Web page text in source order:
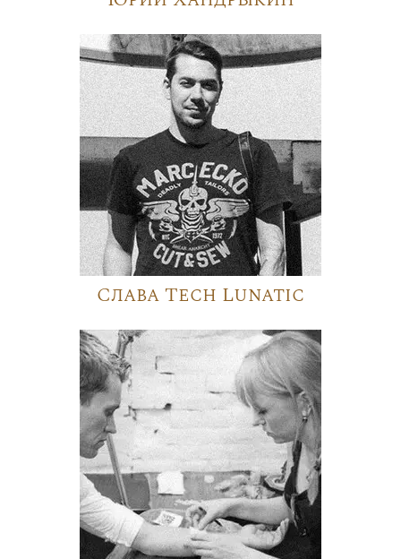
Слава Tech Lunatic